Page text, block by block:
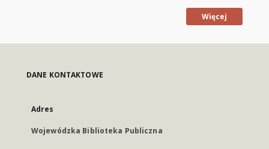
Więcej
DANE KONTAKTOWE
Adres
Wojewódzka Biblioteka Publiczna